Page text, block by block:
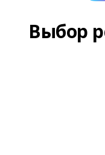
Выбор